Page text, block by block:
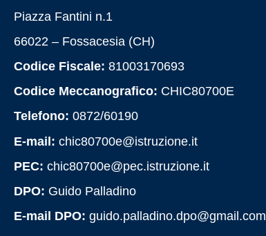
Piazza Fantini n.1
66022 – Fossacesia (CH)
Codice Fiscale: 81003170693
Codice Meccanografico: CHIC80700E
Telefono: 0872/60190
E-mail: chic80700e@istruzione.it
PEC: chic80700e@pec.istruzione.it
DPO: Guido Palladino
E-mail DPO: guido.palladino.dpo@gmail.com